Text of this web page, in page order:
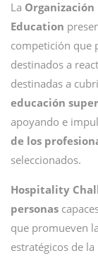
La
Education
competición que
destinados a
destinadas a
educación
apoyando e
de los
seleccionados.
Hospitality
personas
que promueven la
estratégicos de